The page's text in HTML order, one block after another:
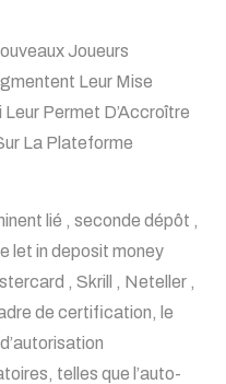
Joueurs
Leur Mise
Permet D’Accroître
La Plateforme
lié , seconde dépôt ,
let in deposit money
, Skrill , Neteller ,
de certification, le
telles que l’auto-